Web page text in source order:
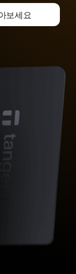
보세요